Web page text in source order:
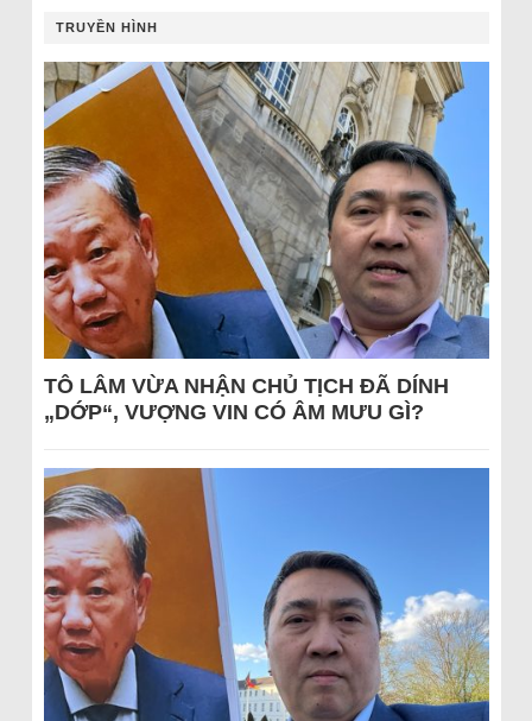
TRUYỀN HÌNH
TÔ LÂM VỪA NHẬN CHỦ TỊCH ĐÃ DÍNH
„DỚP“, VƯỢNG VIN CÓ ÂM MƯU GÌ?